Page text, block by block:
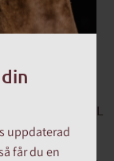
FÖL
LIPPO
529kr
uppdaterad
får du en